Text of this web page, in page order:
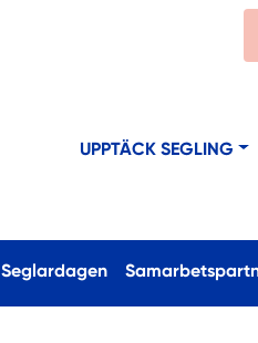
UPPTÄCK SEGLING
Seglardagen